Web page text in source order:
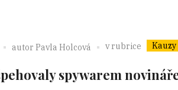
autor Pavla Holcová v rubrice Kauzy
spywarem